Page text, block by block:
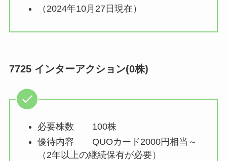
（2024年10月27日現在）
7725 インターアクション(0株)
必要株数 100株
優待内容 QUOカード2000円相当～
（2年以上の継続保有が必要）